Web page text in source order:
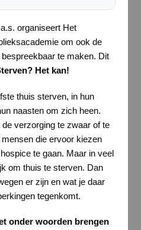
organiseert Het
om ook de
te maken. Dit
Het kan!
thuis sterven, in hun
naasten om zich heen.
verzorging te zwaar of te
die ervoor kiezen
te gaan. Maar in veel
om thuis te sterven. Dan
er zijn en wat je daar
tegenkomt.
onder woorden brengen